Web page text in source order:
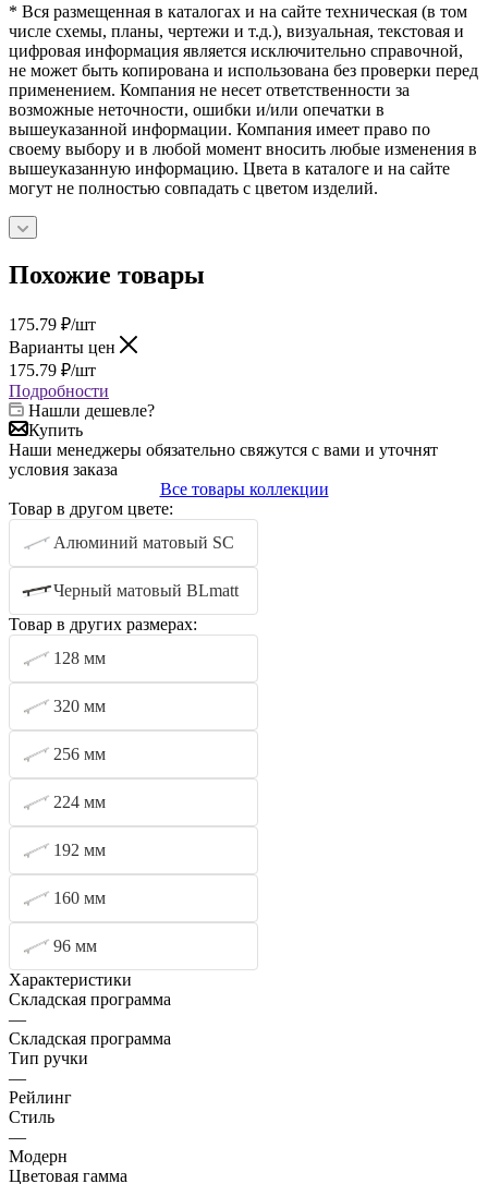
* Вся размещенная в каталогах и на сайте техническая (в том
числе схемы, планы, чертежи и т.д.), визуальная, текстовая и
цифровая информация является исключительно справочной,
не может быть копирована и использована без проверки перед
применением. Компания не несет ответственности за
возможные неточности, ошибки и/или опечатки в
вышеуказанной информации. Компания имеет право по
своему выбору и в любой момент вносить любые изменения в
вышеуказанную информацию. Цвета в каталоге и на сайте
могут не полностью совпадать с цветом изделий.
Похожие товары
175.79 ₽/шт
Варианты цен
175.79 ₽/шт
Подробности
Нашли дешевле?
Купить
Наши менеджеры обязательно свяжутся с вами и уточнят
условия заказа
Все товары коллекции
Товар в другом цвете:
Алюминий матовый SC
Черный матовый BLmatt
Товар в других размерах:
128 мм
320 мм
256 мм
224 мм
192 мм
160 мм
96 мм
Характеристики
Складская программа
—
Складская программа
Тип ручки
—
Рейлинг
Стиль
—
Модерн
Цветовая гамма